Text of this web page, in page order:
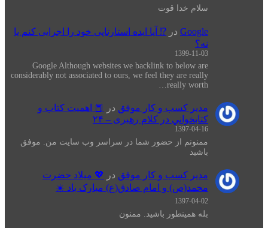
سلام خدا قوت
Google در ⁉️ آیا ایده استارتاپی خود را اجرایی کنم یا
نه؟
1399-11-03
Google Although websites we backlink to below are
considerably not associated to ours, we feel they are really
really worth…
مدیر کسب و کار موفق در
📕 اهميت كتاب و
كتابخواني در كلام رهبری – ۲۴
1397-04-16
ممنونم از حضور شما در سراسر وب سایت من. موفق
باشید
مدیر کسب و کار موفق در
💖 میلاد حضرت
محمد(ص) و امام صادق(ع) مبارک باد ☀️
1397-04-02
بله همینطور باشید. ممنون